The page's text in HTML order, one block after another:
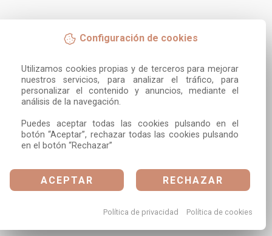
Configuración de cookies
Utilizamos cookies propias y de terceros para mejorar
nuestros servicios, para analizar el tráfico, para
personalizar el contenido y anuncios, mediante el
análisis de la navegación.
Puedes aceptar todas las cookies pulsando en el
botón “Aceptar”, rechazar todas las cookies pulsando
en el botón “Rechazar”
ACEPTAR RECHAZAR
Política de privacidad Política de cookies